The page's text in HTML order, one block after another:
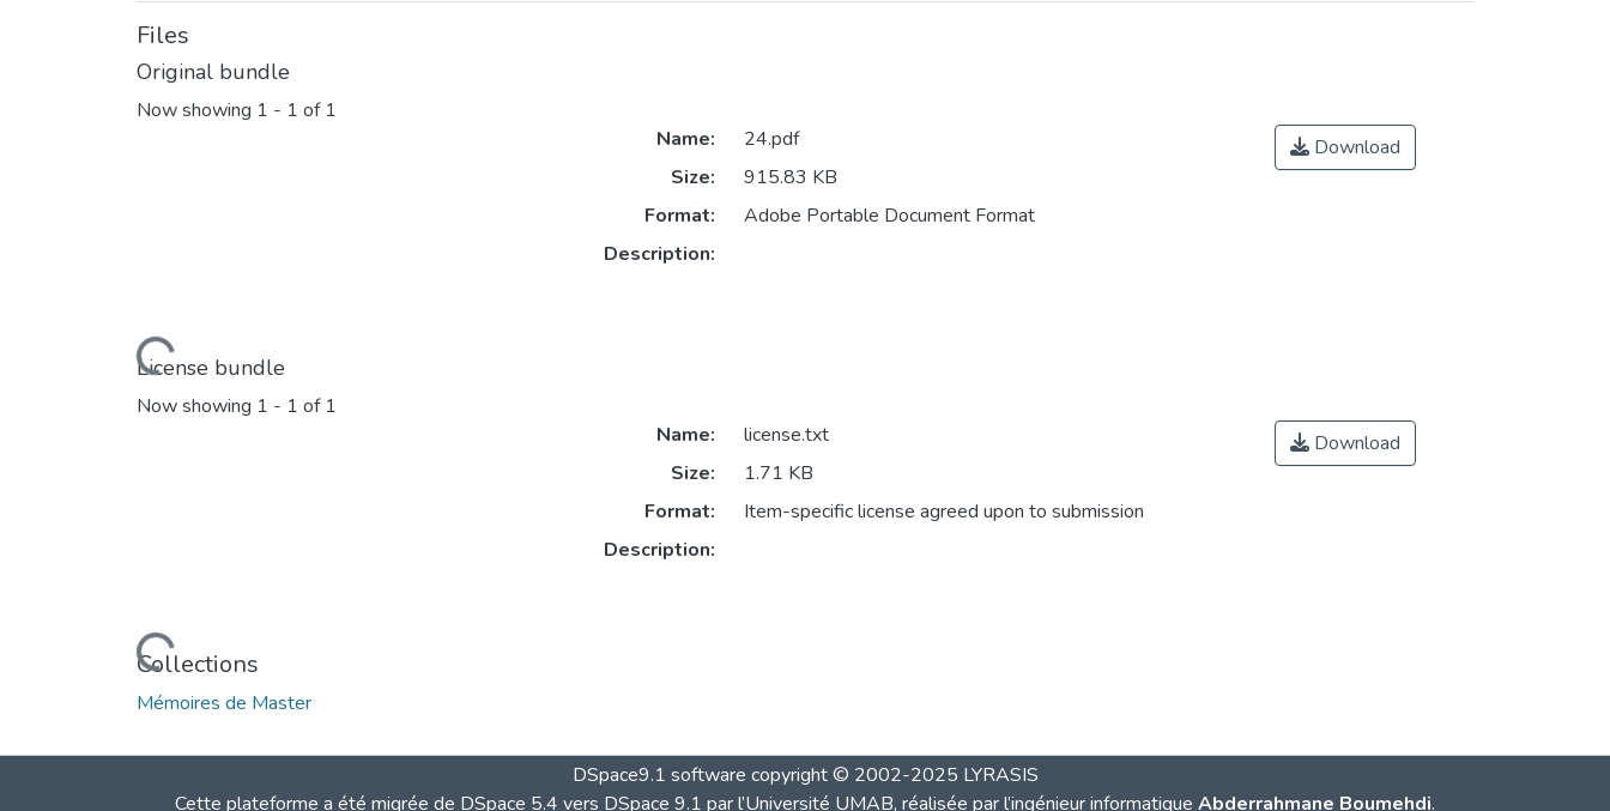
Files
Original bundle
Now showing 1 - 1 of 1
Loading...
Name:
24.pdf
Size:
915.83 KB
Format:
Adobe Portable Document Format
Description:
Download
License bundle
Now showing 1 - 1 of 1
Loading...
Name:
license.txt
Size:
1.71 KB
Format:
Item-specific license agreed upon to submission
Description:
Download
Collections
Mémoires de Master
DSpace9.1 software copyright © 2002-2025 LYRASIS
Cette plateforme a été migrée de DSpace 5.4 vers DSpace 9.1 par l’Université UMAB, réalisée par l’ingénieur informatique Abderrahmane Boumehdi.